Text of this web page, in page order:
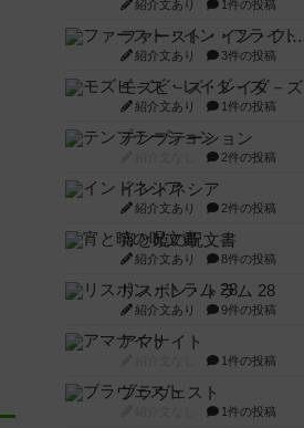
紹介文あり 1件の投稿
ファースト・イン・フライト
紹介文あり 3件の投稿
モズビ－ズ・レイダ－ズ
紹介文あり 1件の投稿
テンプテーション
2件の投稿
インドネシア
紹介文あり 2件の投稿
宵と暁の呪文書
紹介文あり 8件の投稿
リスボン・トラム 28
紹介文あり 9件の投稿
アマナイト
1件の投稿
ブラヴェスト
1件の投稿